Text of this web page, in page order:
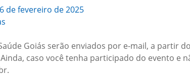
de fevereiro de 2025
Goiás serão enviados por e-mail, a partir
caso você tenha participado do evento e